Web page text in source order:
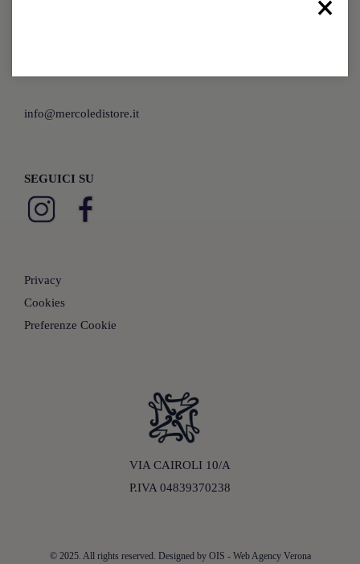
info@mercoledistore.it
SEGUICI SU
Privacy
Cookies
Preferenze Cookie
VIA CAIROLI 10/A
P.IVA 04839370238
© 2025. All rights reserved. Designed by OIS - Web Agency Verona
×